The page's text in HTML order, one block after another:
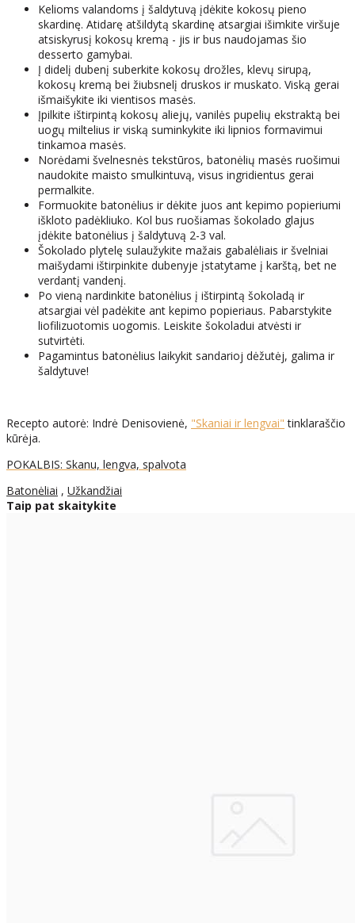
Kelioms valandoms į šaldytuvą įdėkite kokosų pieno
skardinę. Atidarę atšildytą skardinę atsargiai išimkite viršuje
atsiskyrusį kokosų kremą - jis ir bus naudojamas šio
desserto gamybai.
Į didelį dubenį suberkite kokosų drožles, klevų sirupą,
kokosų kremą bei žiubsnelį druskos ir muskato. Viską gerai
išmaišykite iki vientisos masės.
Įpilkite ištirpintą kokosų aliejų, vanilės pupelių ekstraktą bei
uogų miltelius ir viską suminkykite iki lipnios formavimui
tinkamoa masės.
Norėdami švelnesnės tekstūros, batonėlių masės ruošimui
naudokite maisto smulkintuvą, visus ingridientus gerai
permalkite.
Formuokite batonėlius ir dėkite juos ant kepimo popieriumi
iškloto padėkliuko. Kol bus ruošiamas šokolado glajus
įdėkite batonėlius į šaldytuvą 2-3 val.
Šokolado plytelę sulaužykite mažais gabalėliais ir švelniai
maišydami ištirpinkite dubenyje įstatytame į karštą, bet ne
verdantį vandenį.
Po vieną nardinkite batonėlius į ištirpintą šokoladą ir
atsargiai vėl padėkite ant kepimo popieriaus. Pabarstykite
liofilizuotomis uogomis. Leiskite šokoladui atvėsti ir
sutvirtėti.
Pagamintus batonėlius laikykit sandarioj dėžutėj, galima ir
šaldytuve!
Recepto autorė: Indrė Denisovienė, "Skaniai ir lengvai" tinklaraščio
kūrėja.
POKALBIS: Skanu, lengva, spalvota
Batonėliai , Užkandžiai
Taip pat skaitykite